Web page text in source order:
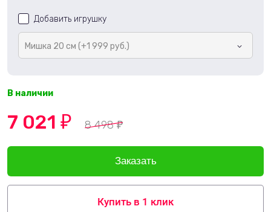
Добавить игрушку
Мишка 20 см (+1 999 руб.)
В наличии
7 021 ₽ 8 498₽
Купить в 1 клик